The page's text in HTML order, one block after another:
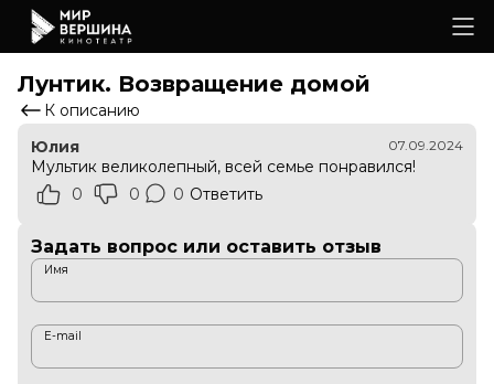
Лунтик. Возвращение домой
К описанию
Юлия
07.09.2024
Мультик великолепный, всей семье понравился!
0
0 0 Ответить
Задать вопрос или оставить отзыв
Имя
E-mail